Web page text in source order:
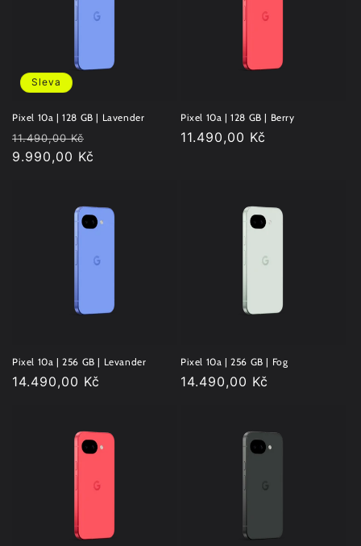
Sleva
Pixel 10a | 128 GB | Lavender
Běžná
cena
11.490,00 Kč
cena
9.990,00 Kč
Pixel 10a | 128 GB | Berry
Běžná
11.490,00 Kč
Pixel 10a | 256 GB | Levander
Běžná
14.490,00 Kč
Pixel 10a | 256 GB | Fog
Běžná
14.490,00 Kč